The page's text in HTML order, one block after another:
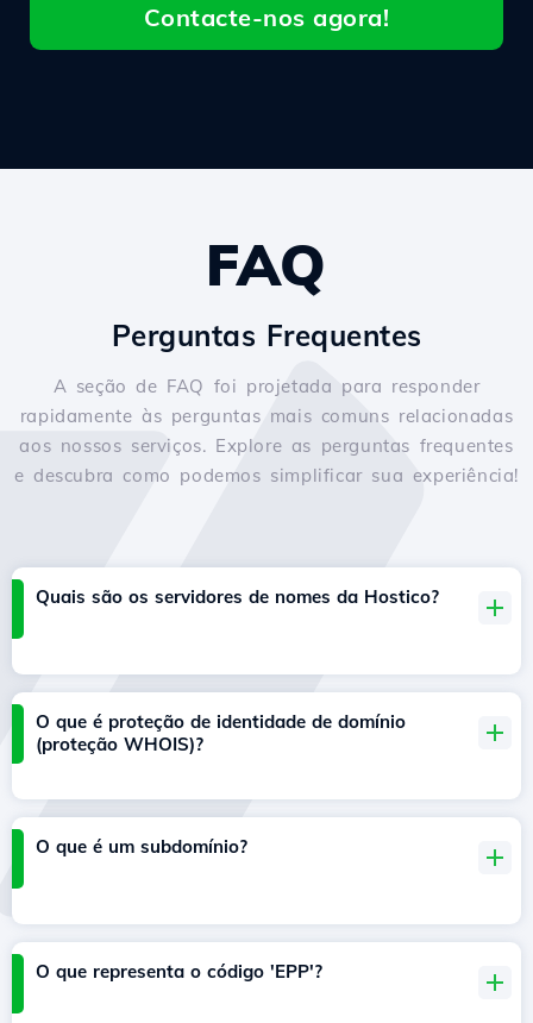
Contacte-nos agora!
FAQ
Perguntas Frequentes
A seção de FAQ foi projetada para responder
rapidamente às perguntas mais comuns relacionadas
aos nossos serviços. Explore as perguntas frequentes
e descubra como podemos simplificar sua experiência!
Quais são os servidores de nomes da Hostico?
O que é proteção de identidade de domínio
(proteção WHOIS)?
O que é um subdomínio?
O que representa o código 'EPP'?